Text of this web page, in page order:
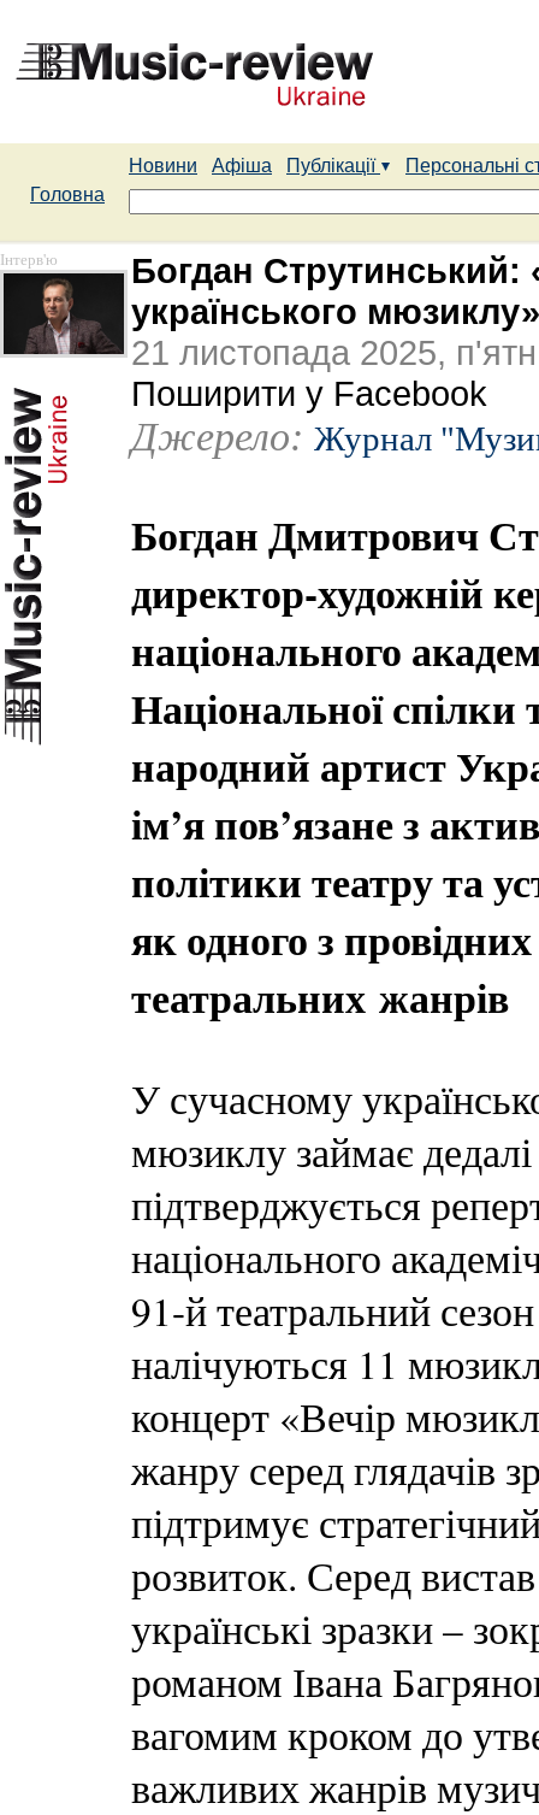
Новини Афіша Публікації
Персональні
Головна
Інтерв'ю
Богдан
українського мюзиклу»
21 листопада 2025,
Поширити у Facebook
Джерело: Журнал
Богдан Дмитрович
директор-художній
національного
Національної спілки
народний артист
ім’я пов’язане з
політики театру та
як одного з
театральних жанрів
У сучасному
мюзиклу займає
підтверджується
національного
91-й театральний
налічуються 11
концерт «Вечір
жанру серед глядачів
підтримує
розвиток. Серед
українські зразки –
романом Івана
вагомим кроком до
важливих жанрів